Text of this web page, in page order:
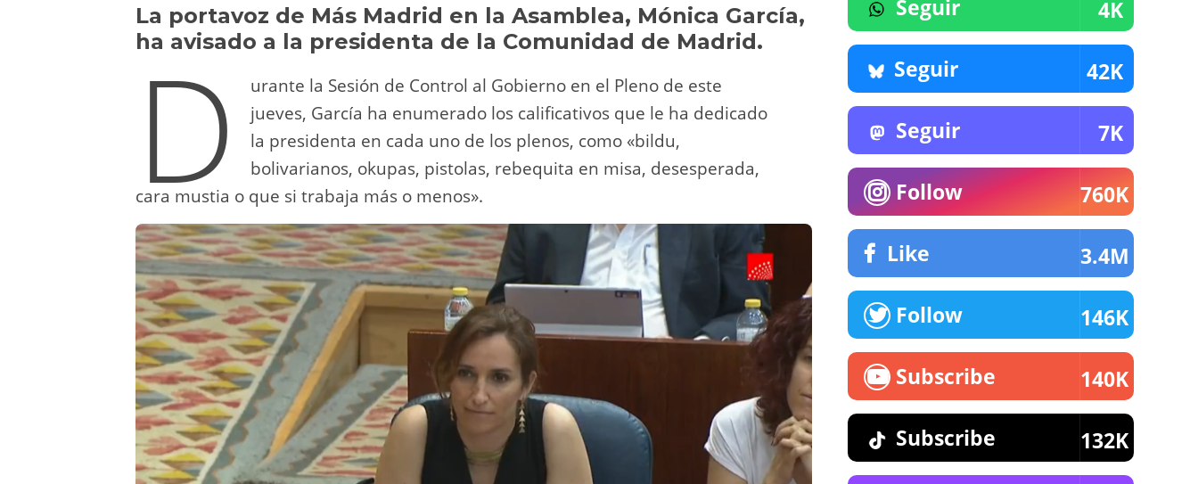
y d
o
n
a
m
A
p
p
b
o
o
k
t
Li
n
k
ar
tir
La portavoz de Más Madrid en la Asamblea, Mónica García,
ha avisado a la presidenta de la Comunidad de Madrid.
D
urante la Sesión de Control al Gobierno en el Pleno de este
jueves, García ha enumerado los calificativos que le ha dedicado
la presidenta en cada uno de los plenos, como «bildu,
bolivarianos, okupas, pistolas, rebequita en misa, desesperada,
cara mustia o que si trabaja más o menos».
Seguir 4K
Seguir 42K
Seguir 7K
Follow 760K
Like 3.4M
Follow 146K
Subscribe 140K
Subscribe 132K